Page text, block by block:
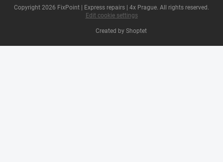
Created by Shoptet
Copyright 2026 FixPoint | Express repairs | 4x Prague. All rights reserved.
Edit cookie settings